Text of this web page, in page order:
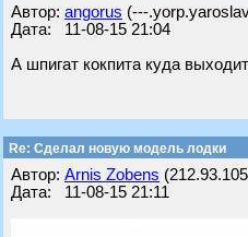
Автор: angorus (---
Дата: 11-08-15 21:04
А шпигат кокпита куда
Re: Cделал новую модель лодки
Автор: Arnis Zobens
Дата: 11-08-15 21:11